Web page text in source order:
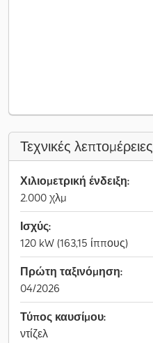
Τεχνικές λεπτομέρειες
Χιλιομετρική ένδειξη:
2.000 χλμ
Ισχύς:
120 kW (163,15 ίππους)
Πρώτη ταξινόμηση:
04/2026
Τύπος καυσίμου:
ντίζελ